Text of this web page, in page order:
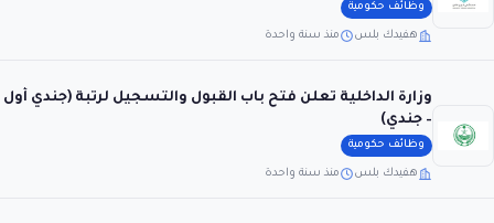
وظائف حكومية
هفيدك بلس منذ سنة واحدة
وزارة الداخلية تعلن فتح باب القبول والتسجيل لرتبة (جندي أول
– جندي)
وظائف حكومية
هفيدك بلس منذ سنة واحدة